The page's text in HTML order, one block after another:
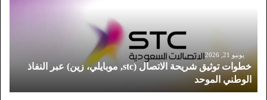
و
ش
يونيو 21, 2026
خطوات توثيق شريحة الاتصال (stc, موبايلي، زين) عبر النفاذ
الوطني الموحد